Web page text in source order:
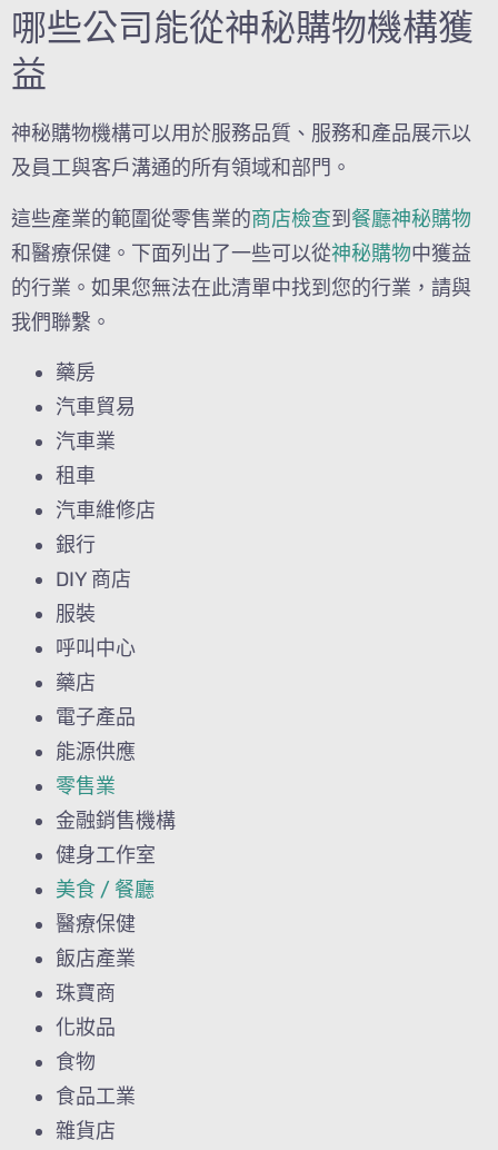
哪些公司能從神秘購物機構獲
益
神秘購物機構可以用於服務品質、服務和產品展示以
及員工與客戶溝通的所有領域和部門。
這些產業的範圍從零售業的商店檢查到 餐廳神秘購物
和醫療保健。下面列出了一些可以從神秘購物中獲益
的行業。如果您無法在此清單中找到您的行業，請與
我們聯繫。
藥房
汽車貿易
汽車業
租車
汽車維修店
銀行
DIY 商店
服裝
呼叫中心
藥店
電子產品
能源供應
零售業
金融銷售機構
健身工作室
美食 / 餐廳
醫療保健
飯店產業
珠寶商
化妝品
食物
食品工業
雜貨店